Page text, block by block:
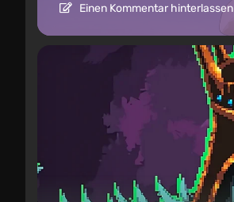
Einen Kommentar hinterlassen